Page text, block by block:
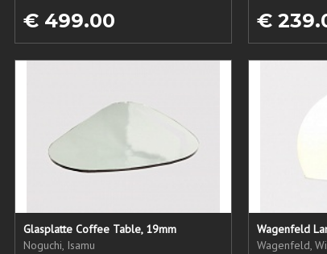
€ 499.00 €
Glasplatte Coffee Table, 19mm
Noguchi, Isamu
Wagenfeld
Wagenfeld,